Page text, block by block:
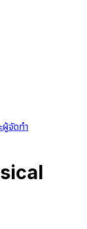
จัดทำ